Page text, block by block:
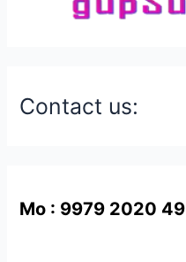
Contact us:
Mo : 9979 2020 49